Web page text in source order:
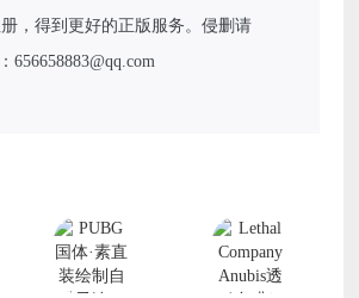
，得到更好的正版服务。侵删请
656658883@qq.com